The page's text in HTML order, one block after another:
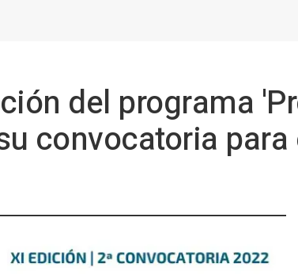
del programa
convocatoria